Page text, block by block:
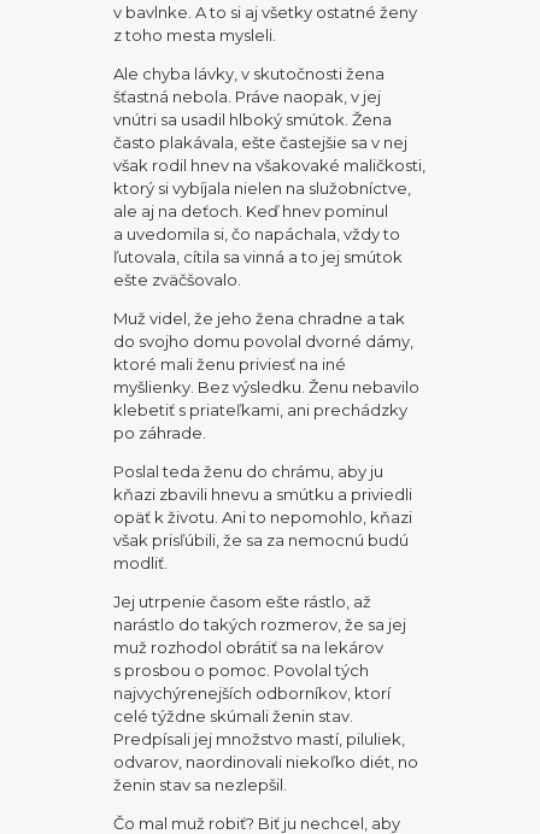
v bavlnke. A to si aj všetky ostatné ženy
z toho mesta mysleli.
Ale chyba lávky, v skutočnosti žena
šťastná nebola. Práve naopak, v jej
vnútri sa usadil hlboký smútok. Žena
často plakávala, ešte častejšie sa v nej
však rodil hnev na všakovaké maličkosti,
ktorý si vybíjala nielen na služobníctve,
ale aj na deťoch. Keď hnev pominul
a uvedomila si, čo napáchala, vždy to
ľutovala, cítila sa vinná a to jej smútok
ešte zväčšovalo.
Muž videl, že jeho žena chradne a tak
do svojho domu povolal dvorné dámy,
ktoré mali ženu priviesť na iné
myšlienky. Bez výsledku. Ženu nebavilo
klebetiť s priateľkami, ani prechádzky
po záhrade.
Poslal teda ženu do chrámu, aby ju
kňazi zbavili hnevu a smútku a priviedli
opäť k životu. Ani to nepomohlo, kňazi
však prisľúbili, že sa za nemocnú budú
modliť.
Jej utrpenie časom ešte rástlo, až
narástlo do takých rozmerov, že sa jej
muž rozhodol obrátiť sa na lekárov
s prosbou o pomoc. Povolal tých
najvychýrenejších odborníkov, ktorí
celé týždne skúmali ženin stav.
Predpísali jej množstvo mastí, piluliek,
odvarov, naordinovali niekoľko diét, no
ženin stav sa nezlepšil.
Čo mal muž robiť? Biť ju nechcel, aby